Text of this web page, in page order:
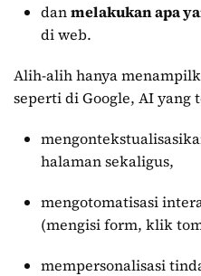
danmelakukan apa
di web.
Alih-alih hanya
seperti di Google, AI yang
halaman sekaligus,
mengotomatisasi
(mengisi form, klik
mempersonalisasi